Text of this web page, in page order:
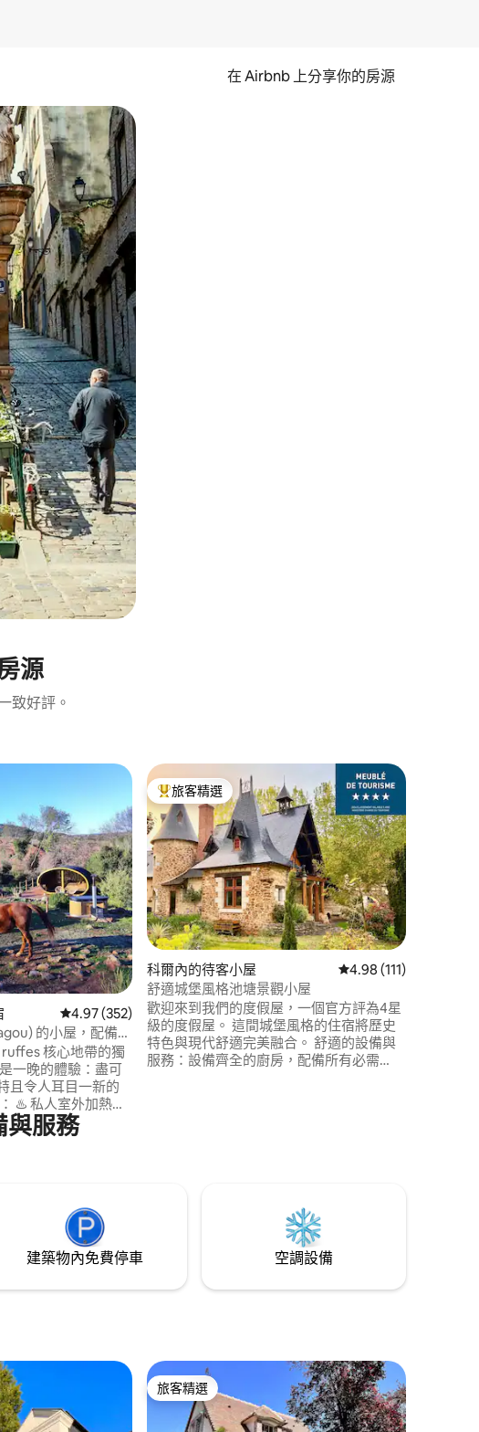
在 Airbnb 上分享你的房源
源
致好評。
（滿分 5 分）
從 352 則評價中獲得 4.97 的平均評分（滿分 5 分）
4.97 (352)
的小屋，配備按
ruffes 核心地帶的獨
一晚的體驗：盡可
且令人耳目一新的
觀 🌿 沒有對面鄰
（需預
旅客精選榜首
旅客精選
科爾內的待客小屋 從 111 則評價中獲得
4.98 (111)
舒適城堡風格池塘景觀小屋
歡迎來到我們的度假屋，一個官方評為4星
級的度假屋。 這間城堡風格的住宿將歷史
特色與現代舒適完美融合。 舒適的設備與
服務：設備齊全的廚房，配備所有必需
與服務
建築物內免費停車 空調設備
旅客精選
旅客精選